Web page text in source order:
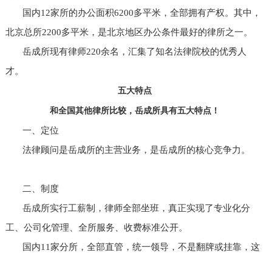
国内12家所的办公面积6200多平米，全部拥有产权。其中，
北京总所2200多平米，是北京地区办公条件最好的律所之一。
岳成所现有律师220余名，汇集了知名法律院校的优秀人
才。
五大特点
和全国其他律所比较，岳成所具有五大特点！
一、定位
法律顾问是岳成所的主营业务，是岳成所的核心竞争力。
二、制度
岳成所实行工薪制，律师全部坐班，真正实现了专业化分
工、公司化管理、全所服务、收费标准公开。
国内11家分所，全部直管，统一领导，不是翻牌或挂靠，这